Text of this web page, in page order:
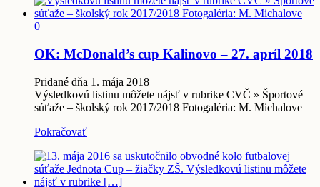
0
OK: McDonald’s cup Kalinovo – 27. apríl 2018
Pridané dňa 1. mája 2018
Výsledkovú listinu môžete nájsť v rubrike CVČ » Športové
súťaže – školský rok 2017/2018 Fotogaléria: M. Michalove
Pokračovať